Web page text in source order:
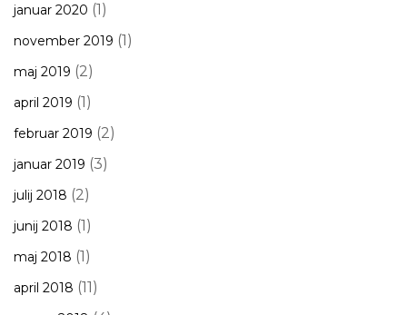
januar 2020 (1)
november 2019 (1)
maj 2019 (2)
april 2019 (1)
februar 2019 (2)
januar 2019 (3)
julij 2018 (2)
junij 2018 (1)
maj 2018 (1)
april 2018 (11)